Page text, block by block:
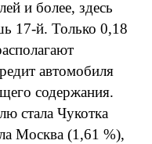
и более, здесь
17-й. Только 0,18
автомобиля
содержания.
стала Чукотка
Москва (1,61 %),